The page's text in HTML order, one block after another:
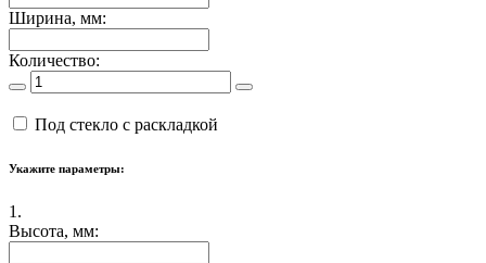
Ширина, мм:
Количество:
Под стекло с раскладкой
Укажите параметры:
1.
Высота, мм: